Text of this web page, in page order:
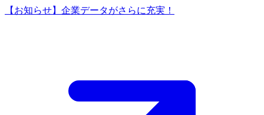
【お知らせ】企業データがさらに充実！